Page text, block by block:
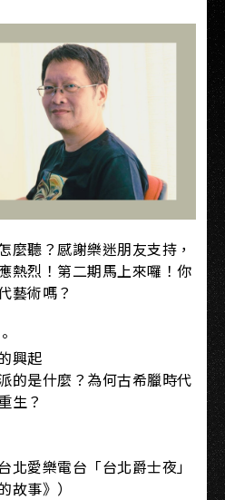
麼聽？感謝樂迷朋友支持，
熱烈！第二期馬上來囉！你
藝術嗎？
興起
的是什麼？為何古希臘時代
生？
北愛樂電台「台北爵士夜」
事》）